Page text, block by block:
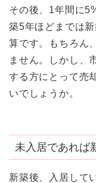
その後、1年間に
築5年ほどまでは
算です。もちろん
ません。しかし、
する方にとって売
いでしょうか。
未入居であれば
新築後、入居して